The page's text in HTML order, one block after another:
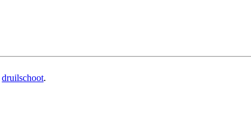
druilschoot.